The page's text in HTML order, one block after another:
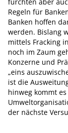
Regeln für
Banken hoffen
werden. Bislang
mit­tels Fracking
noch im Zaum
Konzerne und
„eins
ist die
hinweg kommt
der nächste